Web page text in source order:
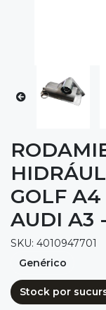
GOLF A4
AUDI A3
SKU: 4010947701
Genérico
Stock por